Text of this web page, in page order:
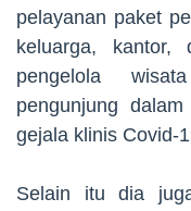
pelayanan paket
keluarga,
pengelola
pengunjung
gejala klinis Covid-
Selain itu dia